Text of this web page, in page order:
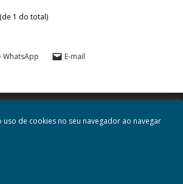
1 do total)
WhatsApp E-mail
de cookies no seu navegador ao navegar